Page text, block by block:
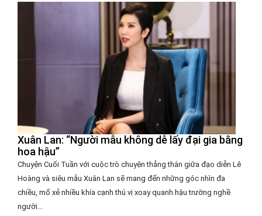
Xuân Lan: “Người mẫu không dễ lấy đại gia bằng
hoa hậu”
Chuyện Cuối Tuần với cuộc trò chuyện thẳng thắn giữa đạo diễn Lê
Hoàng và siêu mẫu Xuân Lan sẽ mang đến những góc nhìn đa
chiều, mổ xẻ nhiều khía cạnh thú vị xoay quanh hậu trường nghề
người...